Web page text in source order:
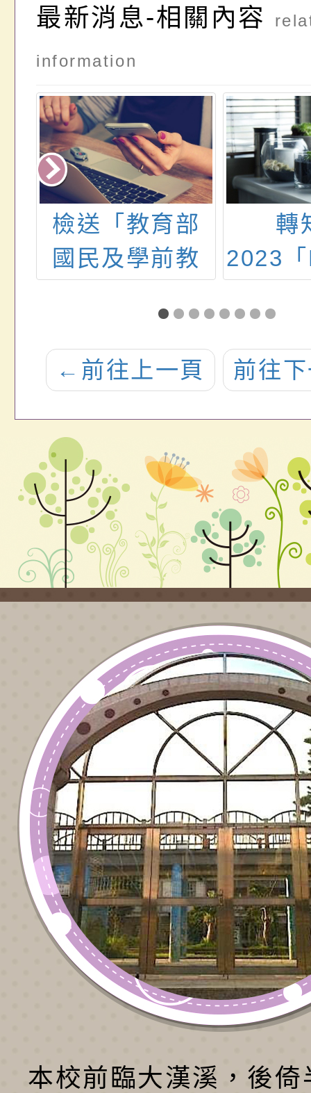
最新消息-相關內容
information
檢送「教育部
國民及學前教
『弘揚孝道』
繪畫及漫畫比
賽實施計
畫」、「孝道
故事徵文比賽
實施計畫」、
「Ü好創意短片
比賽實施計
畫」、「Ü好攝
影徵件比賽實
施計畫」各1
份，請轉知學
生或有志推廣
孝道人士鼓勵
踴躍參加，請
查照。
轉
2023
位繪
賽
← 前往上一頁 前往
本校前臨大漢溪，後倚